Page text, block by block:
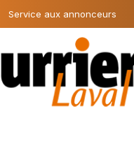
Service aux annonceurs